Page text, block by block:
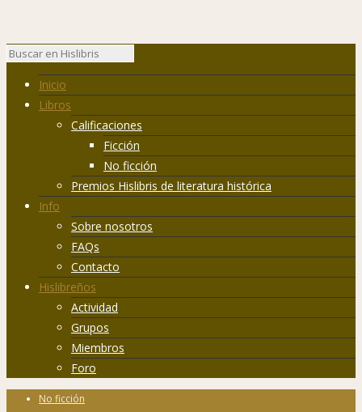
Inicio
Libros
Calificaciones
Ficción
No ficción
Premios Hislibris de literatura histórica
Info
Sobre nosotros
FAQs
Contacto
Hislibreños
Actividad
Grupos
Miembros
Foro
No ficción